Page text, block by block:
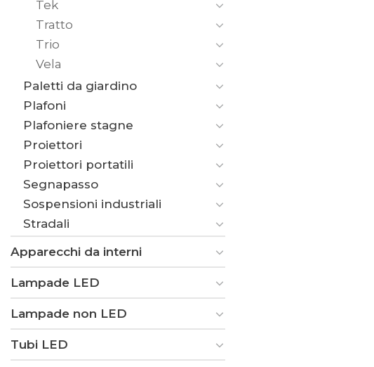
Tek
Tratto
Trio
Vela
Paletti da giardino
Plafoni
Plafoniere stagne
Proiettori
Proiettori portatili
Segnapasso
Sospensioni industriali
Stradali
Apparecchi da interni
Lampade LED
Lampade non LED
Tubi LED